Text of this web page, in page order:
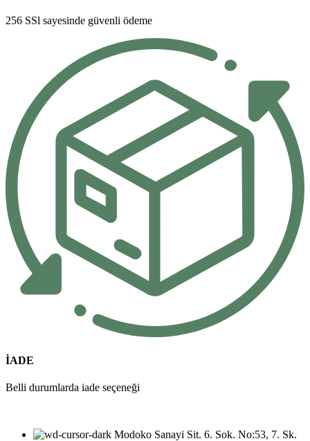
256 SSl sayesinde güvenli ödeme
İADE
Belli durumlarda iade seçeneği
Modoko Sanayi Sit. 6. Sok. No:53, 7. Sk.